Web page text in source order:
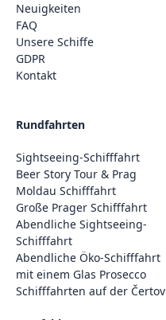
Neuigkeiten
FAQ
Unsere Schiffe
GDPR
Kontakt
Rundfahrten
Sightseeing-Schifffahrt
Beer Story Tour & Prag
Moldau Schifffahrt
Große Prager Schifffahrt
Abendliche Sightseeing-
Schifffahrt
Abendliche Öko-Schifffahrt
mit einem Glas Prosecco
Schifffahrten auf der